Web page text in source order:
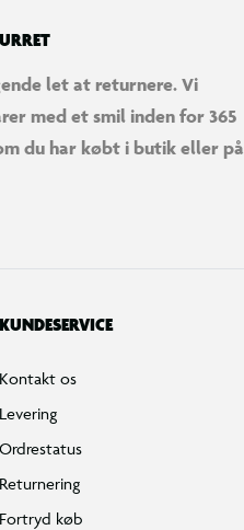
let at returnere. Vi
med et smil inden for 365
du har købt i butik eller på
KUNDESERVICE
Kontakt os
Levering
Ordrestatus
Returnering
Fortryd køb